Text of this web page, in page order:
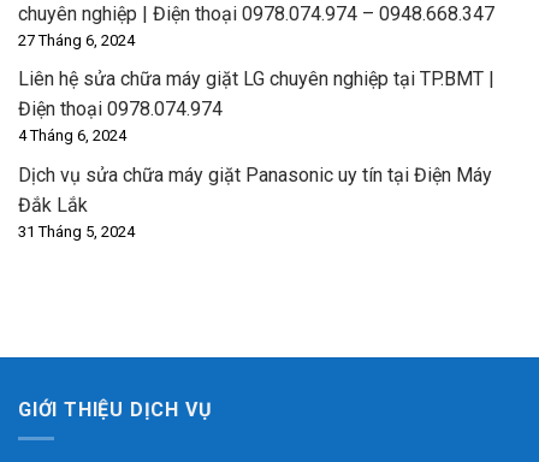
chuyên nghiệp | Điện thoại 0978.074.974 – 0948.668.347
27 Tháng 6, 2024
Liên hệ sửa chữa máy giặt LG chuyên nghiệp tại TP.BMT |
Điện thoại 0978.074.974
4 Tháng 6, 2024
Dịch vụ sửa chữa máy giặt Panasonic uy tín tại Điện Máy
Đắk Lắk
31 Tháng 5, 2024
GIỚI THIỆU DỊCH VỤ